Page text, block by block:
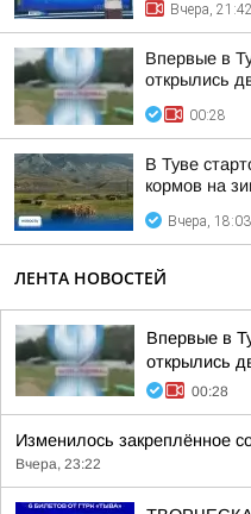
Вчера, 21:42
Впервые в
открылись
00:28
В Туве
кормов на
Вчера, 18:03
ЛЕНТА НОВОСТЕЙ
Впервые в
открылись
00:28
Изменилось закреплённое
Вчера, 23:22